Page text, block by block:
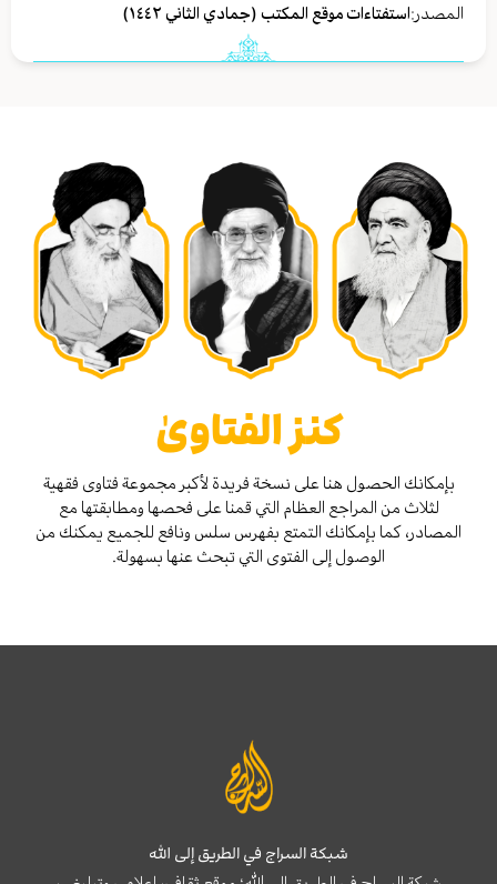
المصدر:استفتاءات موقع المكتب (جمادي الثاني ١٤٤٢)
كنز الفتاوىٰ
بإمكانك الحصول هنا على نسخة فريدة لأكبر مجموعة فتاوى فقهية
لثلاث من المراجع العظام التي قمنا على فحصها ومطابقتها مع
المصادر، كما بإمكانك التمتع بفهرس سلس ونافع للجميع يمكنك من
الوصول إلى الفتوى التي تبحث عنها بسهولة.
شبكة السراج في الطريق إلى الله